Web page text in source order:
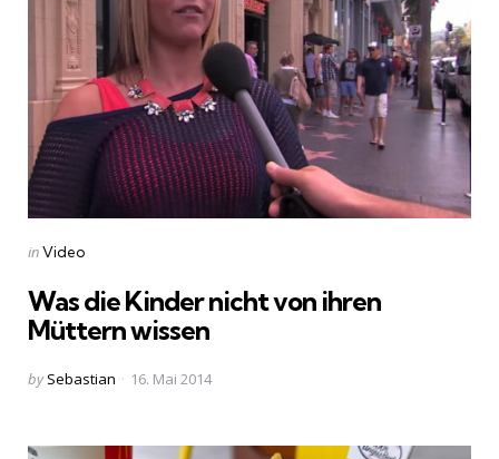
Categories
Posted
inVideo
Was die Kinder nicht von ihren
Müttern wissen
Posted
by Sebastian 16. Mai 2014